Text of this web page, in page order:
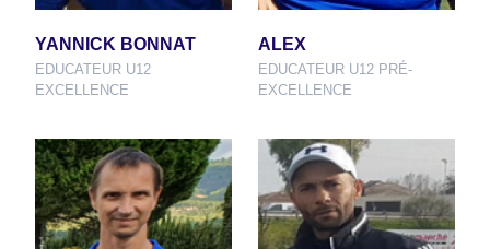
YANNICK BONNAT
EDUCATEUR U12
EXCELLENCE
ALEX
EDUCATEUR U12 PRÉ-
EXCELLENCE